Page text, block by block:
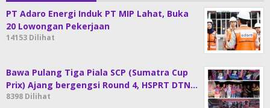
PT Adaro Energi Induk PT MIP Lahat, Buka
20 Lowongan Pekerjaan
14153 Dilihat
Bawa Pulang Tiga Piala SCP (Sumatra Cup
Prix) Ajang bergengsi Round 4, HSPRT DTN…
8398 Dilihat